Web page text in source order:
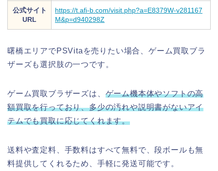
公式サイト
URL
https://t.afi-b.com/visit.php?a=E8379W-v281167
M&p=d940298Z
曙橋エリアでPSVitaを売りたい場合、ゲーム買取ブラ
ザーズも選択肢の一つです。
ゲーム買取ブラザーズは、 ゲーム機本体やソフトの高
額買取を行っており、多少の汚れや説明書がないアイ
テムでも買取に応じてくれます。
送料や査定料、手数料はすべて無料で、段ボールも無
料提供してくれるため、手軽に発送可能です。